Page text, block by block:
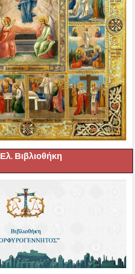
Ελ. Βιβλιοθήκη